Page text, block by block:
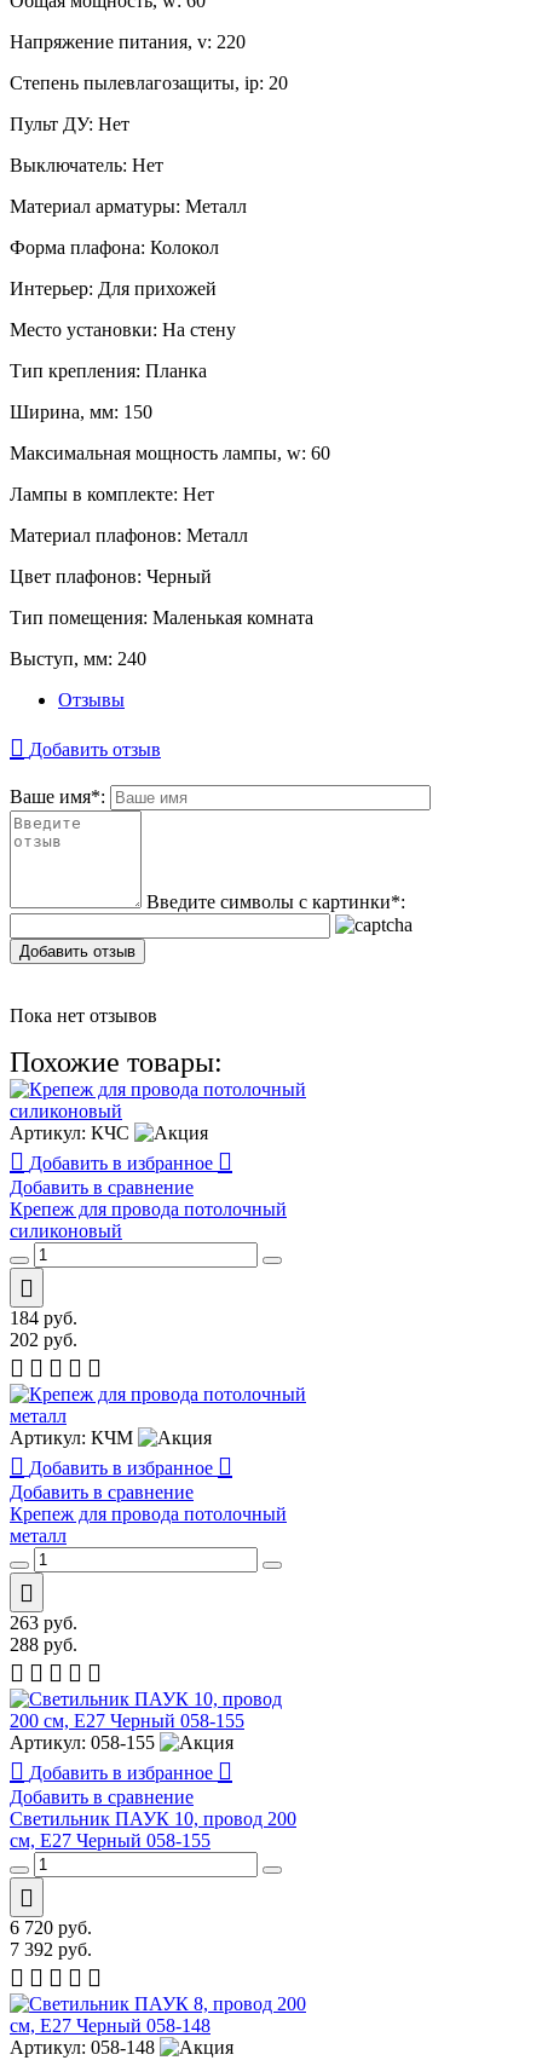
Напряжение питания, v: 220
Степень пылевлагозащиты, ip: 20
Пульт ДУ: Нет
Выключатель: Нет
Материал арматуры: Металл
Форма плафона: Колокол
Интерьер: Для прихожей
Место установки: На стену
Тип крепления: Планка
Ширина, мм: 150
Максимальная мощность лампы, w: 60
Лампы в комплекте: Нет
Материал плафонов: Металл
Цвет плафонов: Черный
Тип помещения: Маленькая комната
Выступ, мм: 240
Отзывы
Добавить отзыв
Ваше имя*:
Введите символы с картинки*:
Добавить отзыв
Пока нет отзывов
Похожие товары:
Артикул: КЧС
Добавить в избранное
Добавить в сравнение
Крепеж для провода потолочный
силиконовый
184 руб.
202 руб.
Артикул: КЧМ
Добавить в избранное
Добавить в сравнение
Крепеж для провода потолочный
металл
263 руб.
288 руб.
Артикул: 058-155
Добавить в избранное
Добавить в сравнение
Светильник ПАУК 10, провод 200
см, E27 Черный 058-155
6 720 руб.
7 392 руб.
Артикул: 058-148